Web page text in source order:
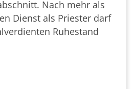
Nach mehr als
Dienst als Priester darf
Ruhestand